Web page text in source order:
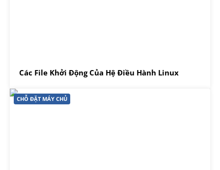
Các File Khởi Động Của Hệ Điều Hành Linux
CHỖ ĐẶT MÁY CHỦ